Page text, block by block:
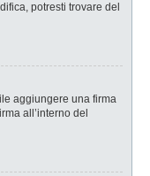
potresti trovare del
aggiungere una firma
all’interno del